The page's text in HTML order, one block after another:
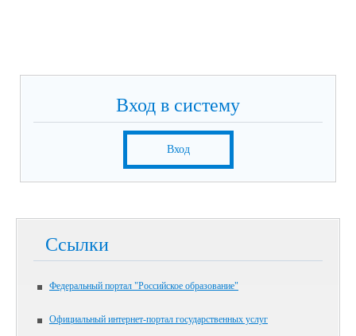
Вход в систему
Вход
Ссылки
Федеральный портал "Российское образование"
Официальный интернет-портал государственных услуг